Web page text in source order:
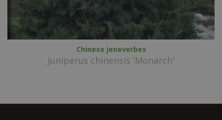
Chinese jeneverbes
Juniperus chinensis 'Monarch'